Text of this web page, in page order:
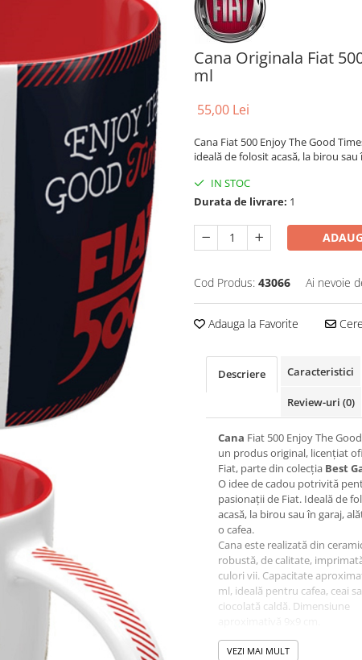
Cana Originala Fiat
ml
55,00 Lei
Cana Fiat 500 Enjoy The Good
ideală de folosit acasă, la birou
IN STOC
Durata de livrare: 1
Cod Produs: 43066 Ai nevoie
Adauga la Favorite
Descriere Caracteristici
Review-uri (0)
Cana Fiat 500 Enjoy The
un produs original, licențiat
Fiat, parte din colecția Best
O idee de cadou potrivită
pasionații de Fiat. Ideală de
acasă, la birou sau în garaj,
o cafea.
Cana este realizată din
robustă, de calitate,
culori vii. Capacitate
ml, ideală pentru cafea, ceai
ciocolată caldă. Dimensiune
O idee de cadou pentru
Fiat și iubitorii de obiecte
VEZI MAI MULT